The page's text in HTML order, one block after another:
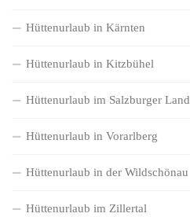
Hüttenurlaub in Kärnten
Hüttenurlaub in Kitzbühel
Hüttenurlaub im Salzburger Land
Hüttenurlaub in Vorarlberg
Hüttenurlaub in der Wildschönau
Hüttenurlaub im Zillertal